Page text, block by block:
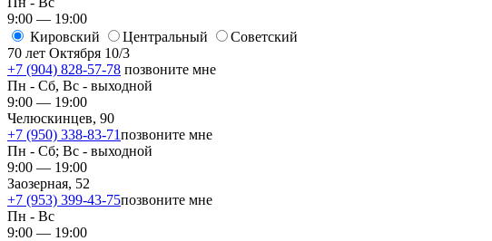
9:00 — 19:00
Кировский
​Центральный
​Советский
70 лет Октября 10/3
+7 (904) 828-57-78 позвоните мне
Пн - Сб, Вс - выходной
9:00 — 19:00
Челюскинцев, 90
+7 (950) 338-83-71позвоните мне
Пн - Сб; Вс - выходной
9:00 — 19:00
Заозерная, 52
+7 (953) 399-43-75позвоните мне
Пн - Вс
9:00 — 19:00